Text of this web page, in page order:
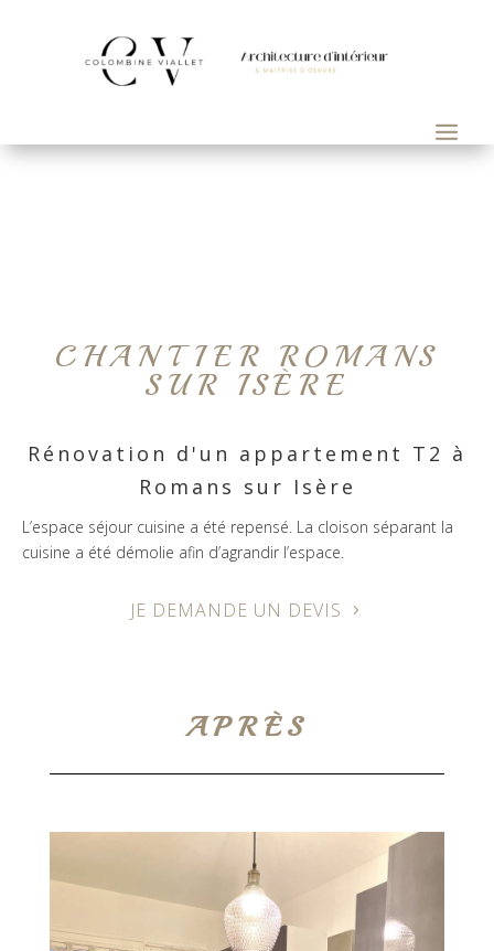
CHANTIER ROMANS
SUR ISÈRE
Rénovation d'un appartement T2 à
Romans sur Isère
L’espace séjour cuisine a été repensé. La cloison séparant la
cuisine a été démolie afin d’agrandir l’espace.
JE DEMANDE UN DEVIS
APRÈS